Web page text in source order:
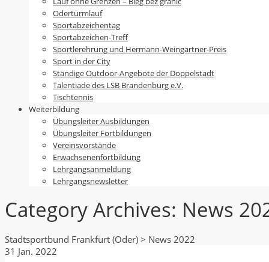
Oderturmlauf
Sportabzeichentag
Sportabzeichen-Treff
Sportlerehrung und Hermann-Weingärtner-Preis
Sport in der City
Ständige Outdoor-Angebote der Doppelstadt
Talentiade des LSB Brandenburg e.V.
Tischtennis
Weiterbildung
Übungsleiter Ausbildungen
Übungsleiter Fortbildungen
Vereinsvorstände
Erwachsenenfortbildung
Lehrgangsanmeldung
Lehrgangsnewsletter
Category Archives: News
Stadtsportbund Frankfurt (Oder) > News 2022
31 Jan. 2022